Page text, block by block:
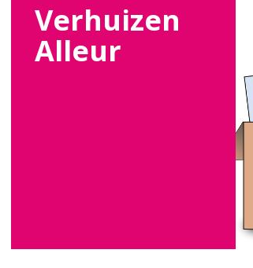
Verhuizen
Alleur